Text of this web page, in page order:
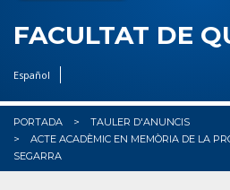
FACULTAT DE
Español
PORTADA
TAULER D'ANUNCIS
ACTE ACADÈMIC EN MEMÒRIA DE LA
SEGARRA